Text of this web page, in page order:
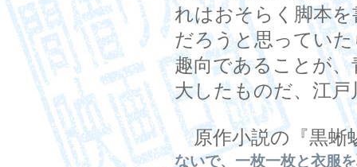
れはおそらく脚本
だろうと思ってい
趣向であることが
大したものだ、江戸
原作小説の『黒蜥
ないで、一枚一枚と衣服